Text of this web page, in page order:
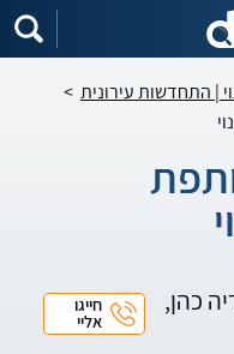
| התחדשות עירונית >
כהן, חייגו
אליי